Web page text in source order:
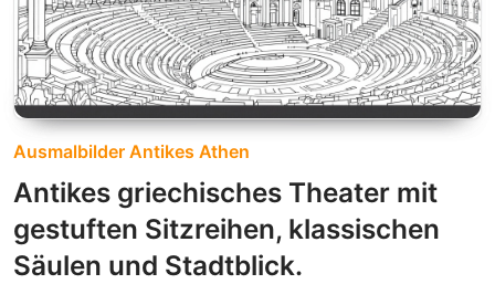
Ausmalbilder Antikes Athen
Antikes griechisches Theater mit
gestuften Sitzreihen, klassischen
Säulen und Stadtblick.